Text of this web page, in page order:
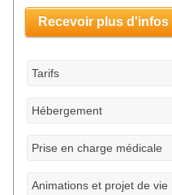
Recevoir plus d'infos
Tarifs
Hébergement
Prise en charge médicale
Animations et projet de vie